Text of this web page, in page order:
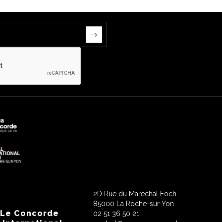
Concorde
2D Rue du Maréchal Foch
85000 La Roche-sur-Yon
02 51 36 50 21